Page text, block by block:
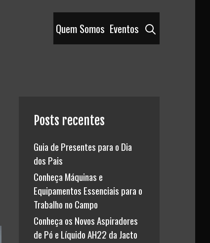
Quem Somos Eventos
Posts recentes
Guia de Presentes para o Dia
dos Pais
Conheça Máquinas e
Equipamentos Essenciais para o
Trabalho no Campo
Conheça os Novos Aspiradores
de Pó e Líquido AH22 da Jacto